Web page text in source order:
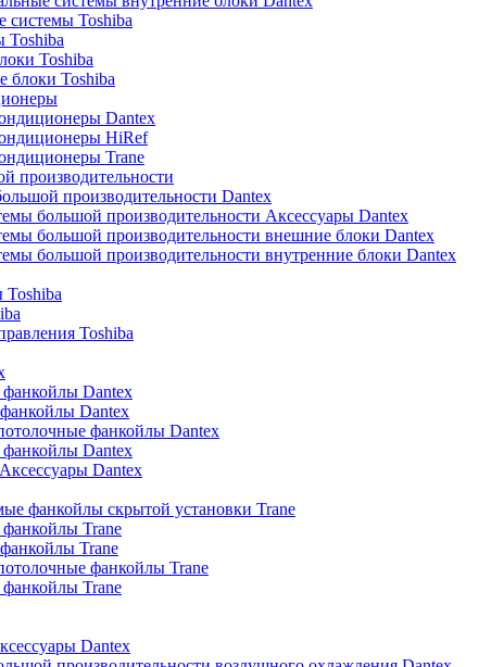
системы Toshiba
Toshiba
Toshiba
блоки Toshiba
Dantex
HiRef
Trane
производительности
производительности Dantex
большой производительности Аксессуары Dantex
большой производительности внешние блоки Dantex
большой производительности внутренние блоки Dantex
Toshiba
Toshiba
Dantex
Dantex
фанкойлы Dantex
Dantex
Dantex
фанкойлы скрытой установки Trane
Trane
Trane
фанкойлы Trane
Trane
Dantex